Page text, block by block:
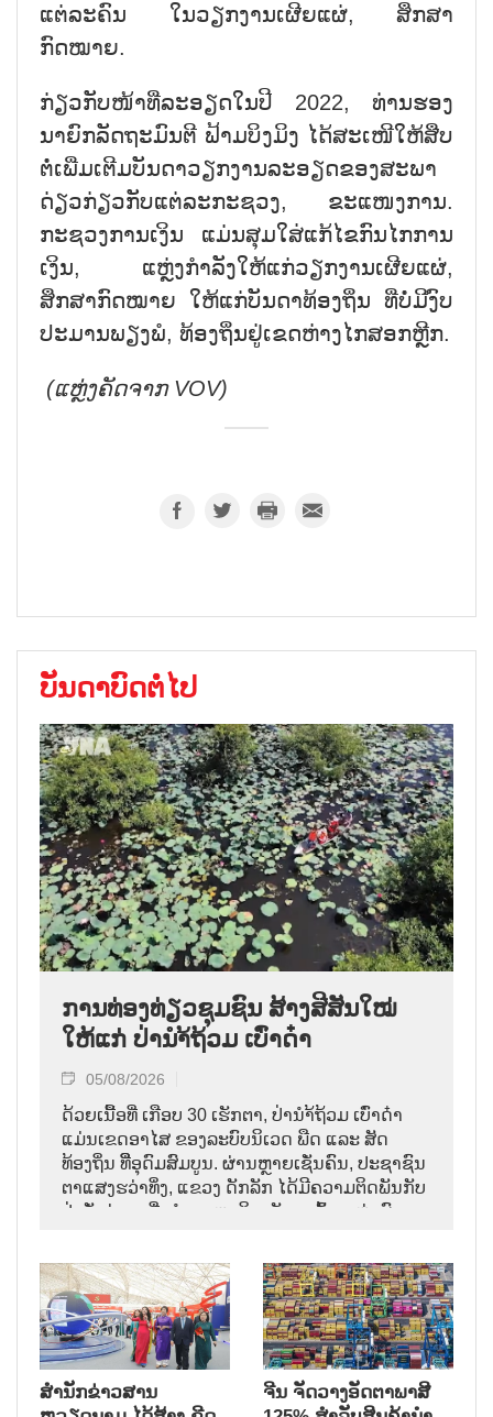
ແຕ່ລະຄົນ ໃນວຽກງານເຜີຍແຜ່, ສຶກສາ
ກົດໝາຍ.
ກ່ຽວກັບໜ້າທີ່ລະອຽດໃນປີ 2022, ທ່ານຮອງ
ນາຍົກລັດຖະມົນຕີ ຟ້າມບິງມິງ ໄດ້ສະເໜີໃຫ້ສືບ
ຕໍ່ເພີ່ມເຕີມບັນດາວຽກງານລະອຽດຂອງສະພາ
ດ່ຽວກ່ຽວກັບແຕ່ລະກະຊວງ, ຂະແໜງການ.
ກະຊວງການເງິນ ແມ່ນສຸມໃສ່ແກ້ໄຂກົນໄກການ
ເງິນ, ແຫຼ່ງກຳລັງໃຫ້ແກ່ວຽກງານເຜີຍແຜ່,
ສຶກສາກົດໝາຍ ໃຫ້ແກ່ບັນດາທ້ອງຖິ່ນ ທີ່ບໍ່ມີງົບ
ປະມານພຽງພໍ, ທ້ອງຖິ່ນຢູ່ເຂດຫ່າງໄກສອກຫຼີກ.
(ແຫຼ່ງຄັດຈາກ VOV)
ບັນດາບົດຕໍ່ໄປ
ການທ່ອງທ່ຽວຊຸມຊົນ ສ້າງສີສັນໃໝ່
ໃຫ້ແກ່ ປ່ານຳ້ຖ້ວມ ເບົ່າດ໋າ
05/08/2026
ດ້ວຍເນື້ອທີ່ ເກືອບ 30 ເຮັກຕາ, ປ່ານຳ້ຖ້ວມ ເບົ່າດ໋າ
ແມ່ນເຂດອາໄສ ຂອງລະບົບນິເວດ ພືດ ແລະ ສັດ
ທ້ອງຖິ່ນ ທີີ່ອຸດົມສົມບູນ. ຜ່ານຫຼາຍເຊັ່ນຄົນ, ປະຊາຊົນ
ຕາແສງຮວ່າທິ່ງ, ແຂວງ ດັກລັກ ໄດ້ມີຄວາມຕິດພັນກັບ
ປ່າດັ່ງກ່າວ ເພື່ອທຳມາຫາກິນ, ທັງຂຸດຄົ້ນ ແຫຼ່ງຜົນ
ມໍລະດົກ ນິເວດ ອັນມີຄ່າ.
ສຳນັກຂ່າວສານ
ຈີນ ຈັດວາງອັດຕາພາສີ